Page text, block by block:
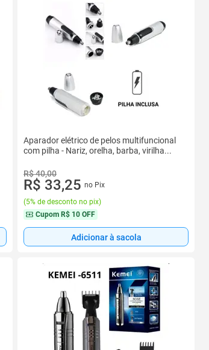
Aparador elétrico de pelos multifuncional
com pilha - Nariz, orelha, barba, virilha...
R$ 40,00
R$ 33,25 no Pix
(5% de desconto no pix)
Cupom R$ 10 OFF
Adicionar à sacola